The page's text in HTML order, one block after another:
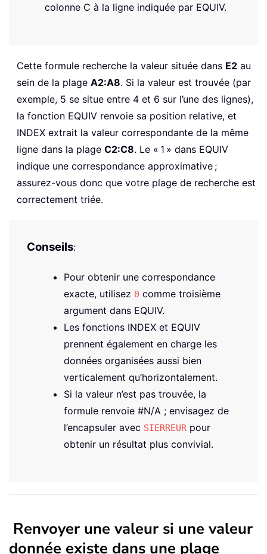
colonne C à la ligne indiquée par EQUIV.
Cette formule recherche la valeur située dans E2 au
sein de la plage A2:A8. Si la valeur est trouvée (par
exemple, 5 se situe entre 4 et 6 sur l’une des lignes),
la fonction EQUIV renvoie sa position relative, et
INDEX extrait la valeur correspondante de la même
ligne dans la plage C2:C8. Le « 1 » dans EQUIV
indique une correspondance approximative ;
assurez-vous donc que votre plage de recherche est
correctement triée.
Conseils:
Pour obtenir une correspondance
exacte, utilisez 0 comme troisième
argument dans EQUIV.
Les fonctions INDEX et EQUIV
prennent également en charge les
données organisées aussi bien
verticalement qu’horizontalement.
Si la valeur n’est pas trouvée, la
formule renvoie #N/A ; envisagez de
l’encapsuler avec SIERREUR pour
obtenir un résultat plus convivial.
Renvoyer une valeur si une valeur
donnée existe dans une plage